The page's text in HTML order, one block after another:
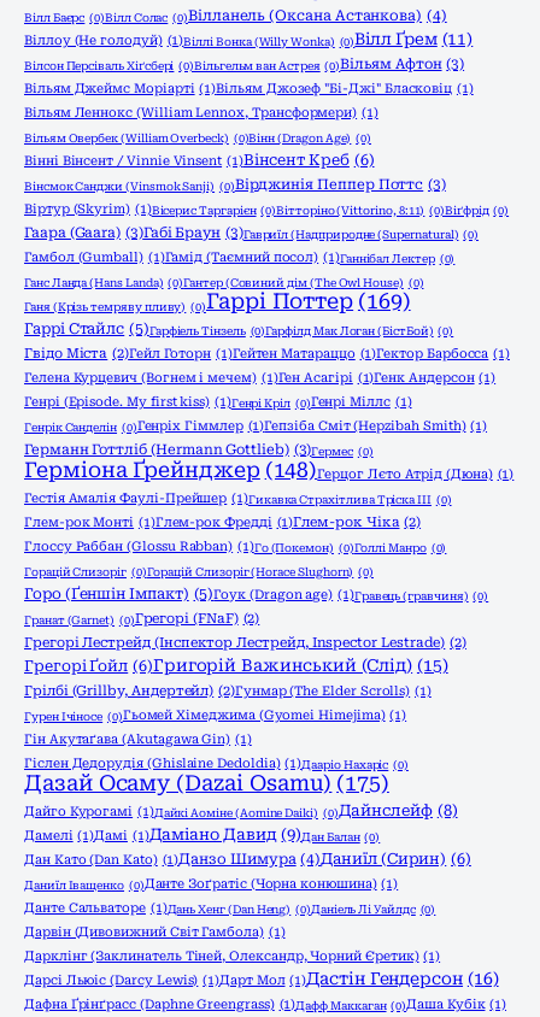
Вілл Баєрс (0)Вілл Солас (0)Вілланель (Оксана Астанкова) (4)
Віллоу (Не голодуй) (1)Віллі Вонка (Willy Wonka) (0)Вілл Ґрем (11)
Вілсон Персіваль Хіґсбері (0)Вільгельм ван Астрея (0)Вільям Афтон (3)
Вільям Джеймс Моріарті (1)Вільям Джозеф "Бі-Джі" Бласковіц (1)
Вільям Леннокс (William Lennox, Трансформери) (1)
Вільям Овербек (William Overbeck) (0)Вінн (Dragon Age) (0)
Вінні Вінсент / Vinnie Vinsent (1)Вінсент Креб (6)
Вінсмок Санджи (Vinsmok Sanji) (0)Вірджинія Пеппер Поттс (3)
Віртур (Skyrim) (1)Вісерис Таргарієн (0)Вітторіно (Vittorino, 8:11) (0)Віґфрід (0)
Гаара (Gaara) (3)Габі Браун (3)Гавриїл (Надприродне (Supernatural) (0)
Гамбол (Gumball) (1)Гамід (Таємний посол) (1)Ганнібал Лектер (0)
Ганс Ланда (Hans Landa) (0)Гантер (Совиний дім (The Owl House) (0)
Ганя (Крізь темряву пливу) (0)Гаррі Поттер (169)
Гаррі Стайлс (5)Гарфіель Тінзель (0)Гарфілд Мак Логан (БістБой) (0)
Гвідо Міста (2)Гейл Готорн (1)Гейтен Матараццо (1)Гектор Барбосса (1)
Гелена Курцевич (Вогнем і мечем) (1)Ген Асагірі (1)Генк Андерсон (1)
Генрі (Episode. My first kiss) (1)Генрі Кріл (0)Генрі Міллс (1)
Генрік Санделін (0)Генріх Гіммлер (1)Гепзіба Сміт (Hepzibah Smith) (1)
Германн Готтліб (Hermann Gottlieb) (3)Гермес (0)
Герміона Ґрейнджер (148)Герцог Лєто Атрід (Дюна) (1)
Гестія Амалія Фаулі-Прейшер (1)Гикавка Страхітлива Тріска ІІІ (0)
Глем-рок Монті (1)Глем-рок Фредді (1)Глем-рок Чіка (2)
Глоссу Раббан (Glossu Rabban) (1)Го (Покемон) (0)Голлі Манро (0)
Горацій Слизоріг (0)Горацій Слизоріг (Horace Slughorn) (0)
Горо (Ґеншін Імпакт) (5)Гоук (Dragon age) (1)Гравець (гравчиня) (0)
Гранат (Garnet) (0)Грегорі (FNaF) (2)
Грегорі Лестрейд (Інспектор Лестрейд, Inspector Lestrade) (2)
Грегорі Ґойл (6)Григорій Важинський (Слід) (15)
Грілбі (Grillby, Андертейл) (2)Гунмар (The Elder Scrolls) (1)
Гурен Ічіносе (0)Гьомей Хімеджима (Gyomei Himejima) (1)
Гін Акутаґава (Akutagawa Gin) (1)
Гіслен Дедорудія (Ghislaine Dedoldia) (1)Дааріо Нахаріс (0)
Дазай Осаму (Dazai Osamu) (175)
Дайго Курогамі (1)Дайкі Аоміне (Aomine Daiki) (0)Дайнслейф (8)
Дамелі (1)Дамі (1)Даміано Давид (9)Дан Балан (0)
Дан Като (Dan Katо) (1)Данзо Шимура (4)Даниїл (Сирин) (6)
Даниїл Іващенко (0)Данте Зоґратіс (Чорна конюшина) (1)
Данте Сальваторе (1)Дань Хенг (Dan Heng) (0)Даніель Лі Уайлдс (0)
Дарвін (Дивовижний Світ Гамбола) (1)
Дарклінг (Заклинатель Тіней, Олександр, Чорний Єретик) (1)
Дарсі Льюіс (Darcy Lewis) (1)Дарт Мол (1)Дастін Гендерсон (16)
Дафна Ґрінґрасс (Daphne Greengrass) (1)Дафф Маккаган (0)Даша Кубік (1)